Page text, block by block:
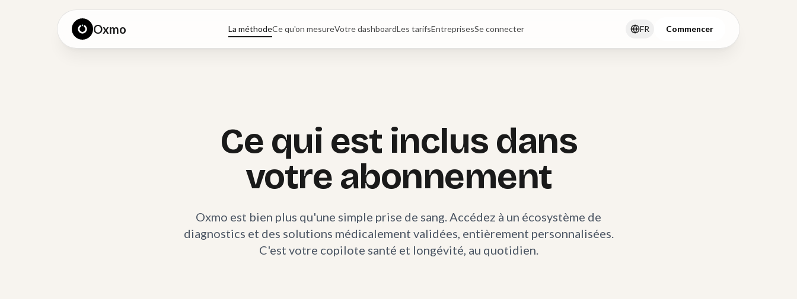
Oxmo La méthodeCe qu'on mesureVotre dashboardLes tarifsEntreprisesSe connecter FR Commencer
Ce qui est inclus dans
votre abonnement
Oxmo est bien plus qu'une simple prise de sang. Accédez à un écosystème de
diagnostics et des solutions médicalement validées, entièrement personnalisées.
C'est votre copilote santé et longévité, au quotidien.